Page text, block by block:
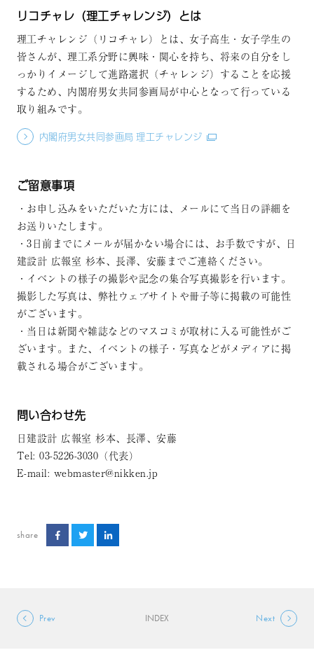
リコチャレ（理工チャレンジ）とは
理工チャレンジ（リコチャレ）とは、女子高生・女子学生の
皆さんが、理工系分野に興味・関心を持ち、将来の自分をし
っかりイメージして進路選択（チャレンジ）することを応援
するため、内閣府男女共同参画局が中心となって行っている
取り組みです。
内閣府男女共同参画局 理工チャレンジ
ご留意事項
・お申し込みをいただいた方には、メールにて当日の詳細を
お送りいたします。
・3日前までにメールが届かない場合には、お手数ですが、日
建設計 広報室 杉本、長澤、安藤までご連絡ください。
・イベントの様子の撮影や記念の集合写真撮影を行います。
撮影した写真は、弊社ウェブサイトや冊子等に掲載の可能性
がございます。
・当日は新聞や雑誌などのマスコミが取材に入る可能性がご
ざいます。また、イベントの様子・写真などがメディアに掲
載される場合がございます。
問い合わせ先
日建設計 広報室 杉本、長澤、安藤
Tel: 03-5226-3030（代表）
E-mail: webmaster@nikken.jp
share
Prev INDEX Next